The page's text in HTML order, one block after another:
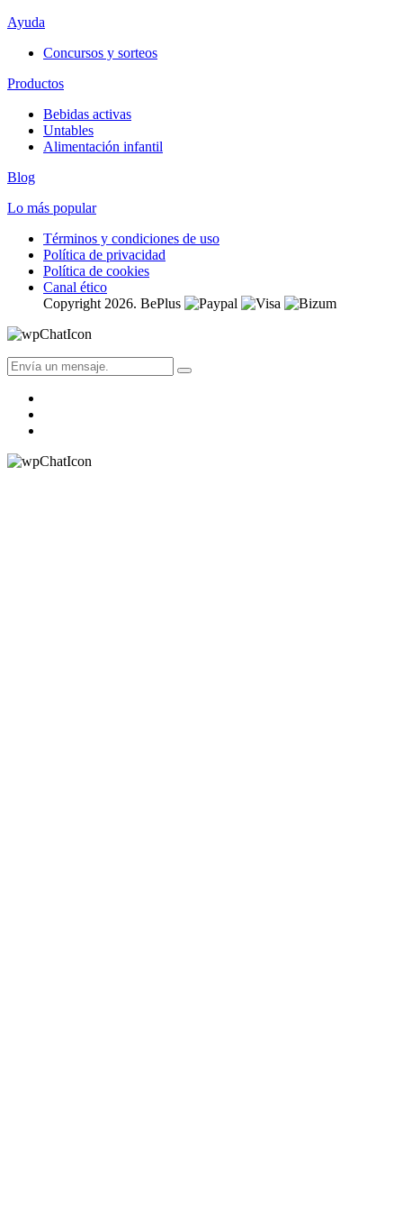
Ayuda
Concursos y sorteos
Productos
Bebidas activas
Untables
Alimentación infantil
Blog
Lo más popular
Términos y condiciones de uso
Política de privacidad
Política de cookies
Canal ético
Copyright 2026. BePlus